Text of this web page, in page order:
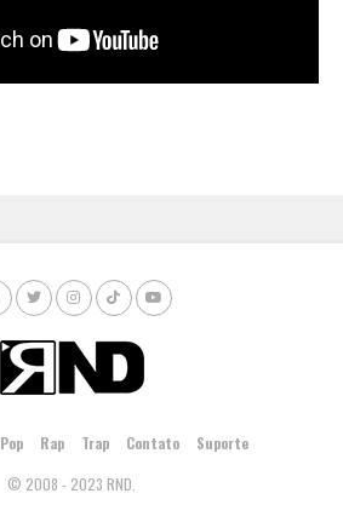
Pop Rap Trap Contato
Suporte
© 2008 - 2023 RND.